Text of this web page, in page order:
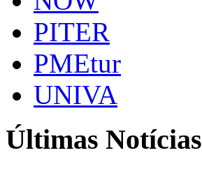
PITER
PMEtur
UNIVA
Últimas Notícias